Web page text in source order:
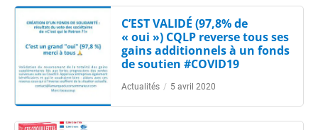
C’EST VALIDÉ (97,8% de
« oui ») CQLP reverse tous ses
gains additionnels à un fonds
de soutien #COVID19
Actualités / 5 avril 2020